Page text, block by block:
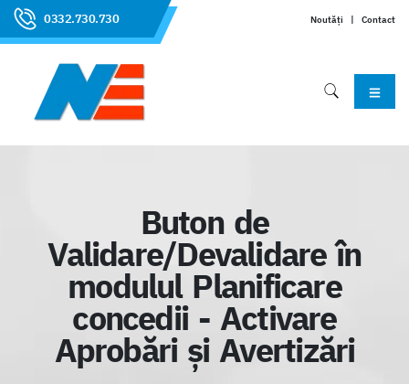
0332.730.730 Noutăți | Contact
Buton de
Validare/Devalidare în
modulul Planificare
concedii - Activare
Aprobări și Avertizări